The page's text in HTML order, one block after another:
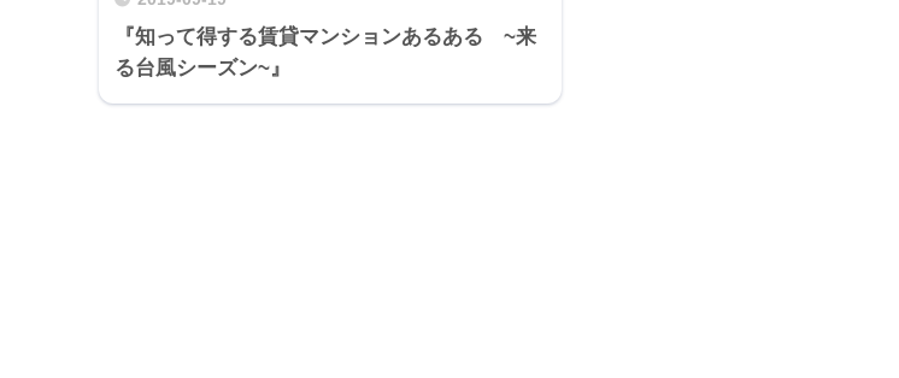
『知って得する賃貸マンションあるある ~来
る台風シーズン~』